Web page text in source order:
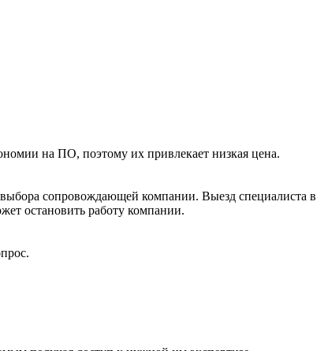
на ПО, поэтому их привлекает низкая цена.
сопровождающей компании. Выезд специалиста в
остановить работу компании.